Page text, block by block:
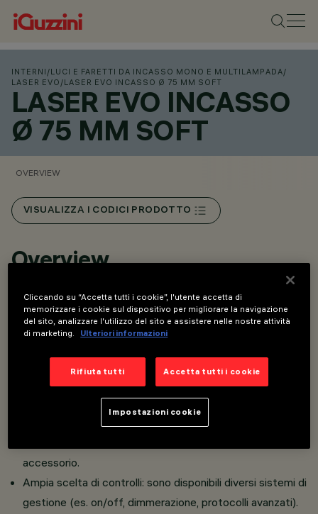
INTERNI /LUCI E FARETTI DA INCASSO MONO E MULTILAMPADA/
LASER EVO /LASER EVO INCASSO Ø 75 MM SOFT
LASER EVO INCASSO
Ø 75 MM SOFT
OVERVIEW
VISUALIZZA I CODICI PRODOTTO
Overview
Versione Soft con baffle inferiore a profilo
dolcemente svasato: la superficie emette un livello
garantendo una transizione ottica morbida e un
contributo luminoso controllato e non invasivo.
L’apparecchio può essere installato nella versione
standard con Frame oppure nella versione
accessorio.
Ampia scelta di controlli: sono disponibili diversi sistemi di
gestione (es. on/off, dimmerazione, protocolli avanzati).
Cliccando su “Accetta tutti i cookie”, l'utente accetta di
memorizzare i cookie sul dispositivo per migliorare la navigazione
del sito, analizzare l'utilizzo del sito e assistere nelle nostre attività
di marketing.
Ulteriori informazioni
Rifiuta tutti Accetta tutti i cookie
Impostazioni cookie